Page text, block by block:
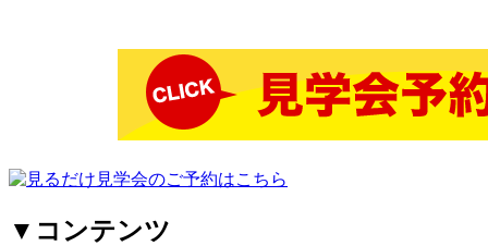
▼コンテンツ